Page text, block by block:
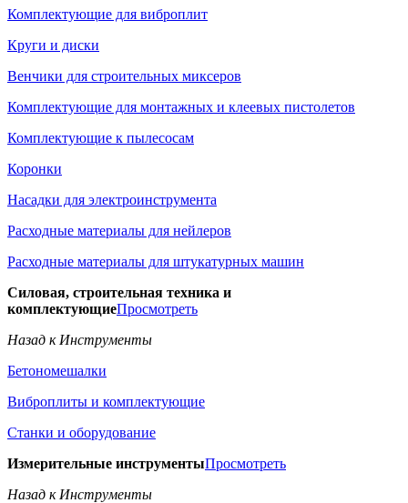
Комплектующие для виброплит
Круги и диски
Венчики для строительных миксеров
Комплектующие для монтажных и клеевых пистолетов
Комплектующие к пылесосам
Коронки
Насадки для электроинструмента
Расходные материалы для нейлеров
Расходные материалы для штукатурных машин
Силовая, строительная техника и
комплектующиеПросмотреть
Назад к Инструменты
Бетономешалки
Виброплиты и комплектующие
Станки и оборудование
Измерительные инструментыПросмотреть
Назад к Инструменты